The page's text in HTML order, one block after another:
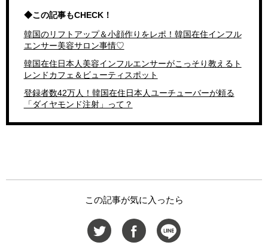
◆この記事もCHECK！
韓国のリフトアップ＆小顔作りをレポ！韓国在住インフル
エンサー美容サロン事情♡
韓国在住日本人美容インフルエンサーがこっそり教えるト
レンドカフェ＆ビューティスポット
登録者数42万人！韓国在住日本人ユーチューバーが頼る
「ダイヤモンド注射」って？
この記事が気に入ったら